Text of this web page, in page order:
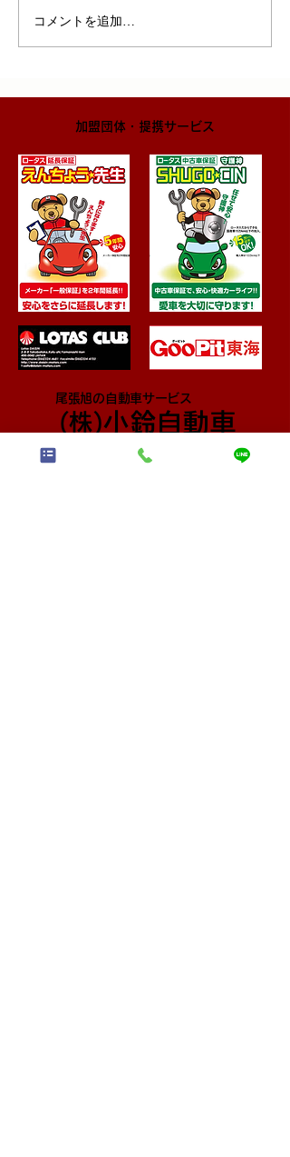
コメントを追加…
​加盟団体・提携サービス
尾張旭の自動車サービス
​(株)小鈴自動車
〒488-0830 愛知県尾張旭市東印場町2丁目4-14